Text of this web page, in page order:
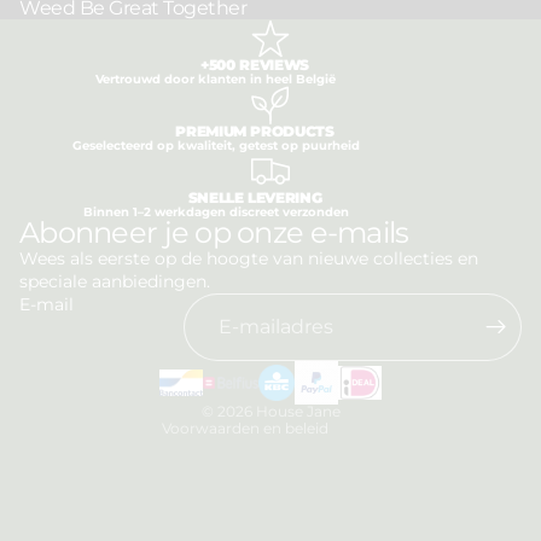
Weed Be Great Together
+500 REVIEWS
Vertrouwd door klanten in heel België
PREMIUM PRODUCTS
Geselecteerd op kwaliteit, getest op puurheid
SNELLE LEVERING
Binnen 1–2 werkdagen discreet verzonden
Abonneer je op onze e-mails
Wees als eerste op de hoogte van nieuwe collecties en
speciale aanbiedingen.
E-mail
Privacybeleid
Terugbetalingsbeleid
Algemene voorwaarden
Wettelijke kennisgeving